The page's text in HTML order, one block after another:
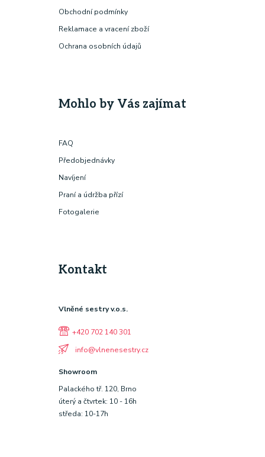
Obchodní podmínky
Reklamace a vracení zboží
Ochrana osobních údajů
Mohlo by Vás zajímat
FAQ
Předobjednávky
Navíjení
Praní a údržba přízí
Fotogalerie
Kontakt
Vlněné sestry v.o.s.
+420 702 140 301
info@vlnenesestry.cz
Showroom
Palackého tř. 120, Brno
úterý a čtvrtek: 10 - 16h
středa: 10-17h